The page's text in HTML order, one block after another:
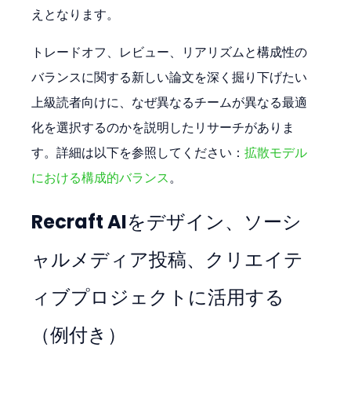
えとなります。
トレードオフ、レビュー、リアリズムと構成性の
バランスに関する新しい論文を深く掘り下げたい
上級読者向けに、なぜ異なるチームが異なる最適
化を選択するのかを説明したリサーチがありま
す。詳細は以下を参照してください：拡散モデル
における構成的バランス。
Recraft AIをデザイン、ソーシ
ャルメディア投稿、クリエイテ
ィブプロジェクトに活用する
（例付き）